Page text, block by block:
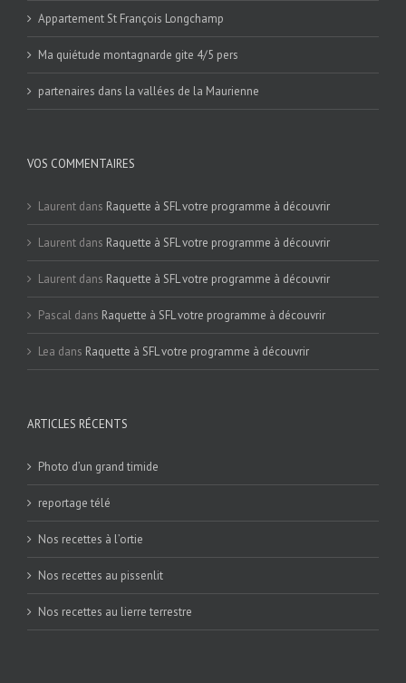
Appartement St François Longchamp
Ma quiétude montagnarde gite 4/5 pers
partenaires dans la vallées de la Maurienne
VOS COMMENTAIRES
Laurent dans Raquette à SFL votre programme à découvrir
Laurent dans Raquette à SFL votre programme à découvrir
Laurent dans Raquette à SFL votre programme à découvrir
Pascal dans Raquette à SFL votre programme à découvrir
Lea dans Raquette à SFL votre programme à découvrir
ARTICLES RÉCENTS
Photo d’un grand timide
reportage télé
Nos recettes à l’ortie
Nos recettes au pissenlit
Nos recettes au lierre terrestre